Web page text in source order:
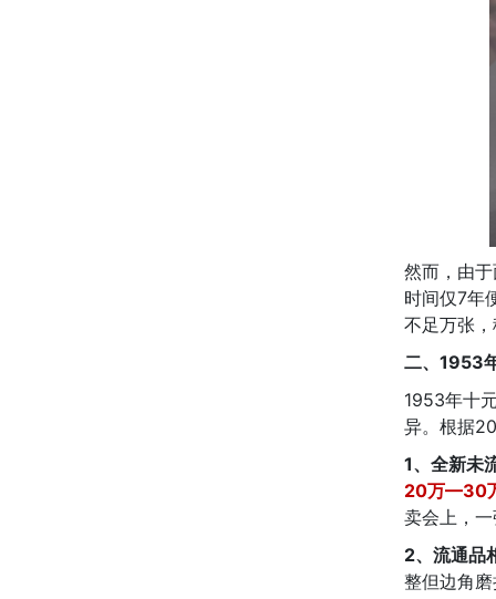
然而，由
时间仅7年
不足万张
二、1953
1953年十
异。根据
1、全新未
20万—30
卖会上，
2、流通品
整但边角